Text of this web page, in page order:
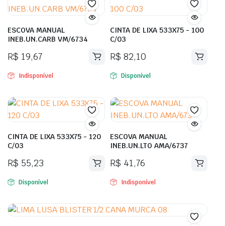
ESCOVA MANUAL
INEB.UN.CARB VM/6734
R$ 19,67
Indisponível
CINTA DE LIXA 533X75 - 100
C/03
R$ 82,10
Disponível
CINTA DE LIXA 533X75 - 120
C/03
R$ 55,23
Disponível
ESCOVA MANUAL
INEB.UN.LTO AMA/6737
R$ 41,76
Indisponível